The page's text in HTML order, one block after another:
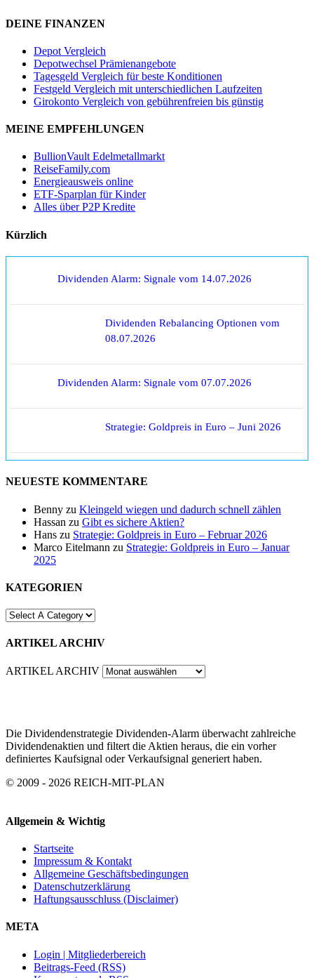
DEINE FINANZEN
Depot Vergleich
Depotwechsel Prämienangebote
Tagesgeld Vergleich für beste Konditionen
Festgeld Vergleich mit unterschiedlichen Laufzeiten
Girokonto Vergleich von gebührenfreien bis günstig
MEINE EMPFEHLUNGEN
BullionVault Edelmetallmarkt
ReiseFamily.com
Energieausweis online
ETF-Sparplan für Kinder
Alles über P2P Kredite
Kürzlich
Dividenden Alarm: Signale vom 14.07.2026
Dividenden Rebalancing Optionen vom
08.07.2026
Dividenden Alarm: Signale vom 07.07.2026
Strategie: Goldpreis in Euro – Juni 2026
NEUESTE KOMMENTARE
Benny zu Kleingeld wiegen und dadurch schnell zählen
Hassan zu Gibt es sichere Aktien?
Hans zu Strategie: Goldpreis in Euro – Februar 2026
Marco Eitelmann zu Strategie: Goldpreis in Euro – Januar
2025
KATEGORIEN
ARTIKEL ARCHIV
ARTIKEL ARCHIV
Die Dividendenstrategie Dividenden-Alarm überwacht zahlreiche
Dividendenaktien und filtert die Aktien heraus, die ein vorher
definiertes Kaufsignal oder Verkaufsignal generiert haben.
© 2009 - 2026 REICH-MIT-PLAN
Allgemein & Wichtig
Startseite
Impressum & Kontakt
Allgemeine Geschäftsbedingungen
Datenschutzerklärung
Haftungsausschluss (Disclaimer)
META
Login | Mitgliederbereich
Beitrags-Feed (RSS)